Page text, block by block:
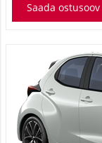
Saada ostusoov